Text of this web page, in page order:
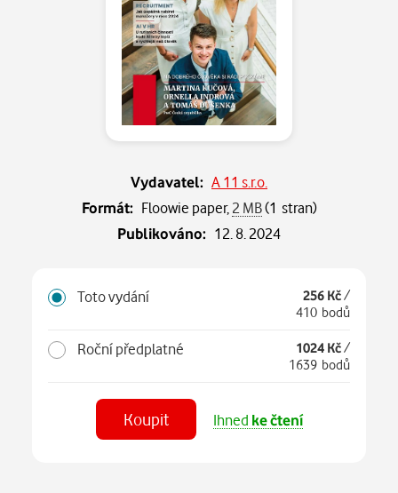
Vydavatel: A 11 s.r.o.
Formát: Floowie paper, 2 MB(1 stran)
Publikováno: 12. 8. 2024
Toto vydání 256 Kč/
410 bodů
Roční předplatné 1024 Kč/
1639 bodů
Koupit Ihned ke čtení